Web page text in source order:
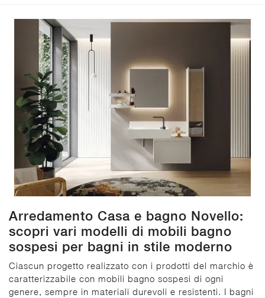
Arredamento Casa e bagno Novello:
scopri vari modelli di mobili bagno
sospesi per bagni in stile moderno
Ciascun progetto realizzato con i prodotti del marchio è
caratterizzabile con mobili bagno sospesi di ogni
genere, sempre in materiali durevoli e resistenti. I bagni